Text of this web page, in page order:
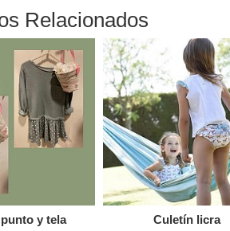
Relacionados
y tela Culetín licra